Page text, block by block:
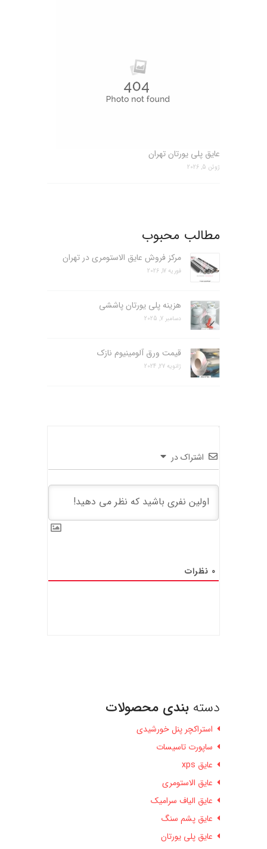
عایق پلی یورتان تهران
ژوئن 5, 2026
مطالب محبوب
مرکز فروش عایق الاستومری در تهران
فوریه 17, 2026
هزینه پلی یورتان پاششی
دسامبر 7, 2025
قیمت ورق آلومینیوم نازک
ژانویه 27, 2024
اشتراک در
0 نظرات
دسته بندی محصولات
استراکچر پنل خورشیدی
ساپورت تاسیسات
عایق xps
عایق الاستومری
عایق الیاف سرامیک
عایق پشم سنگ
عایق پلی یورتان